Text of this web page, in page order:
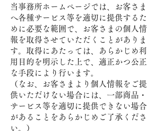
当事務所ホームページでは、お客さま
へ各種サービス等を適切に提供するた
めに必要な範囲で、お客さまの個人情
報を取得させていただくことがありま
す。取得にあたっては、あらかじめ利
用目的を明示した上で、適正かつ公正
な手段により行います。
（なお、お客さまより個人情報をご提
供いただけない場合には、一部商品・
サービス等を適切に提供できない場合
があることをあらかじめご了承くださ
い。）